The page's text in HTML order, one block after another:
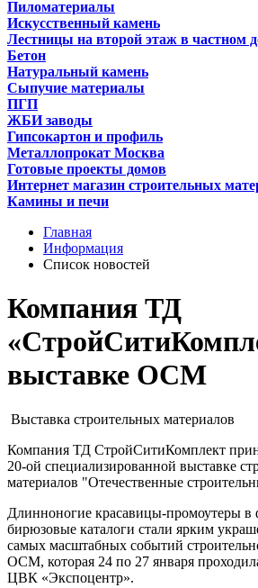
Пиломатериалы
Искусственный камень
Лестницы на второй этаж в частном
Бетон
Натуральный камень
Сыпучие материалы
ПГП
ЖБИ заводы
Гипсокартон и профиль
Металлопрокат Москва
Готовые проекты домов
Интернет магазин строительных
Камины и печи
Главная
Информация
Список новостей
Компания ТД
выставке ОСМ
Выставка строительных материалов
Компания ТД СтройСитиКомплект
20-ой специализированной выставке
материалов "Отечественные
Длинноногие красавицы-промоутеры
бирюзовые каталоги стали ярким
самых масштабных событий
ОСМ, которая 24 по 27 января
ЦВК «Экспоцентр».